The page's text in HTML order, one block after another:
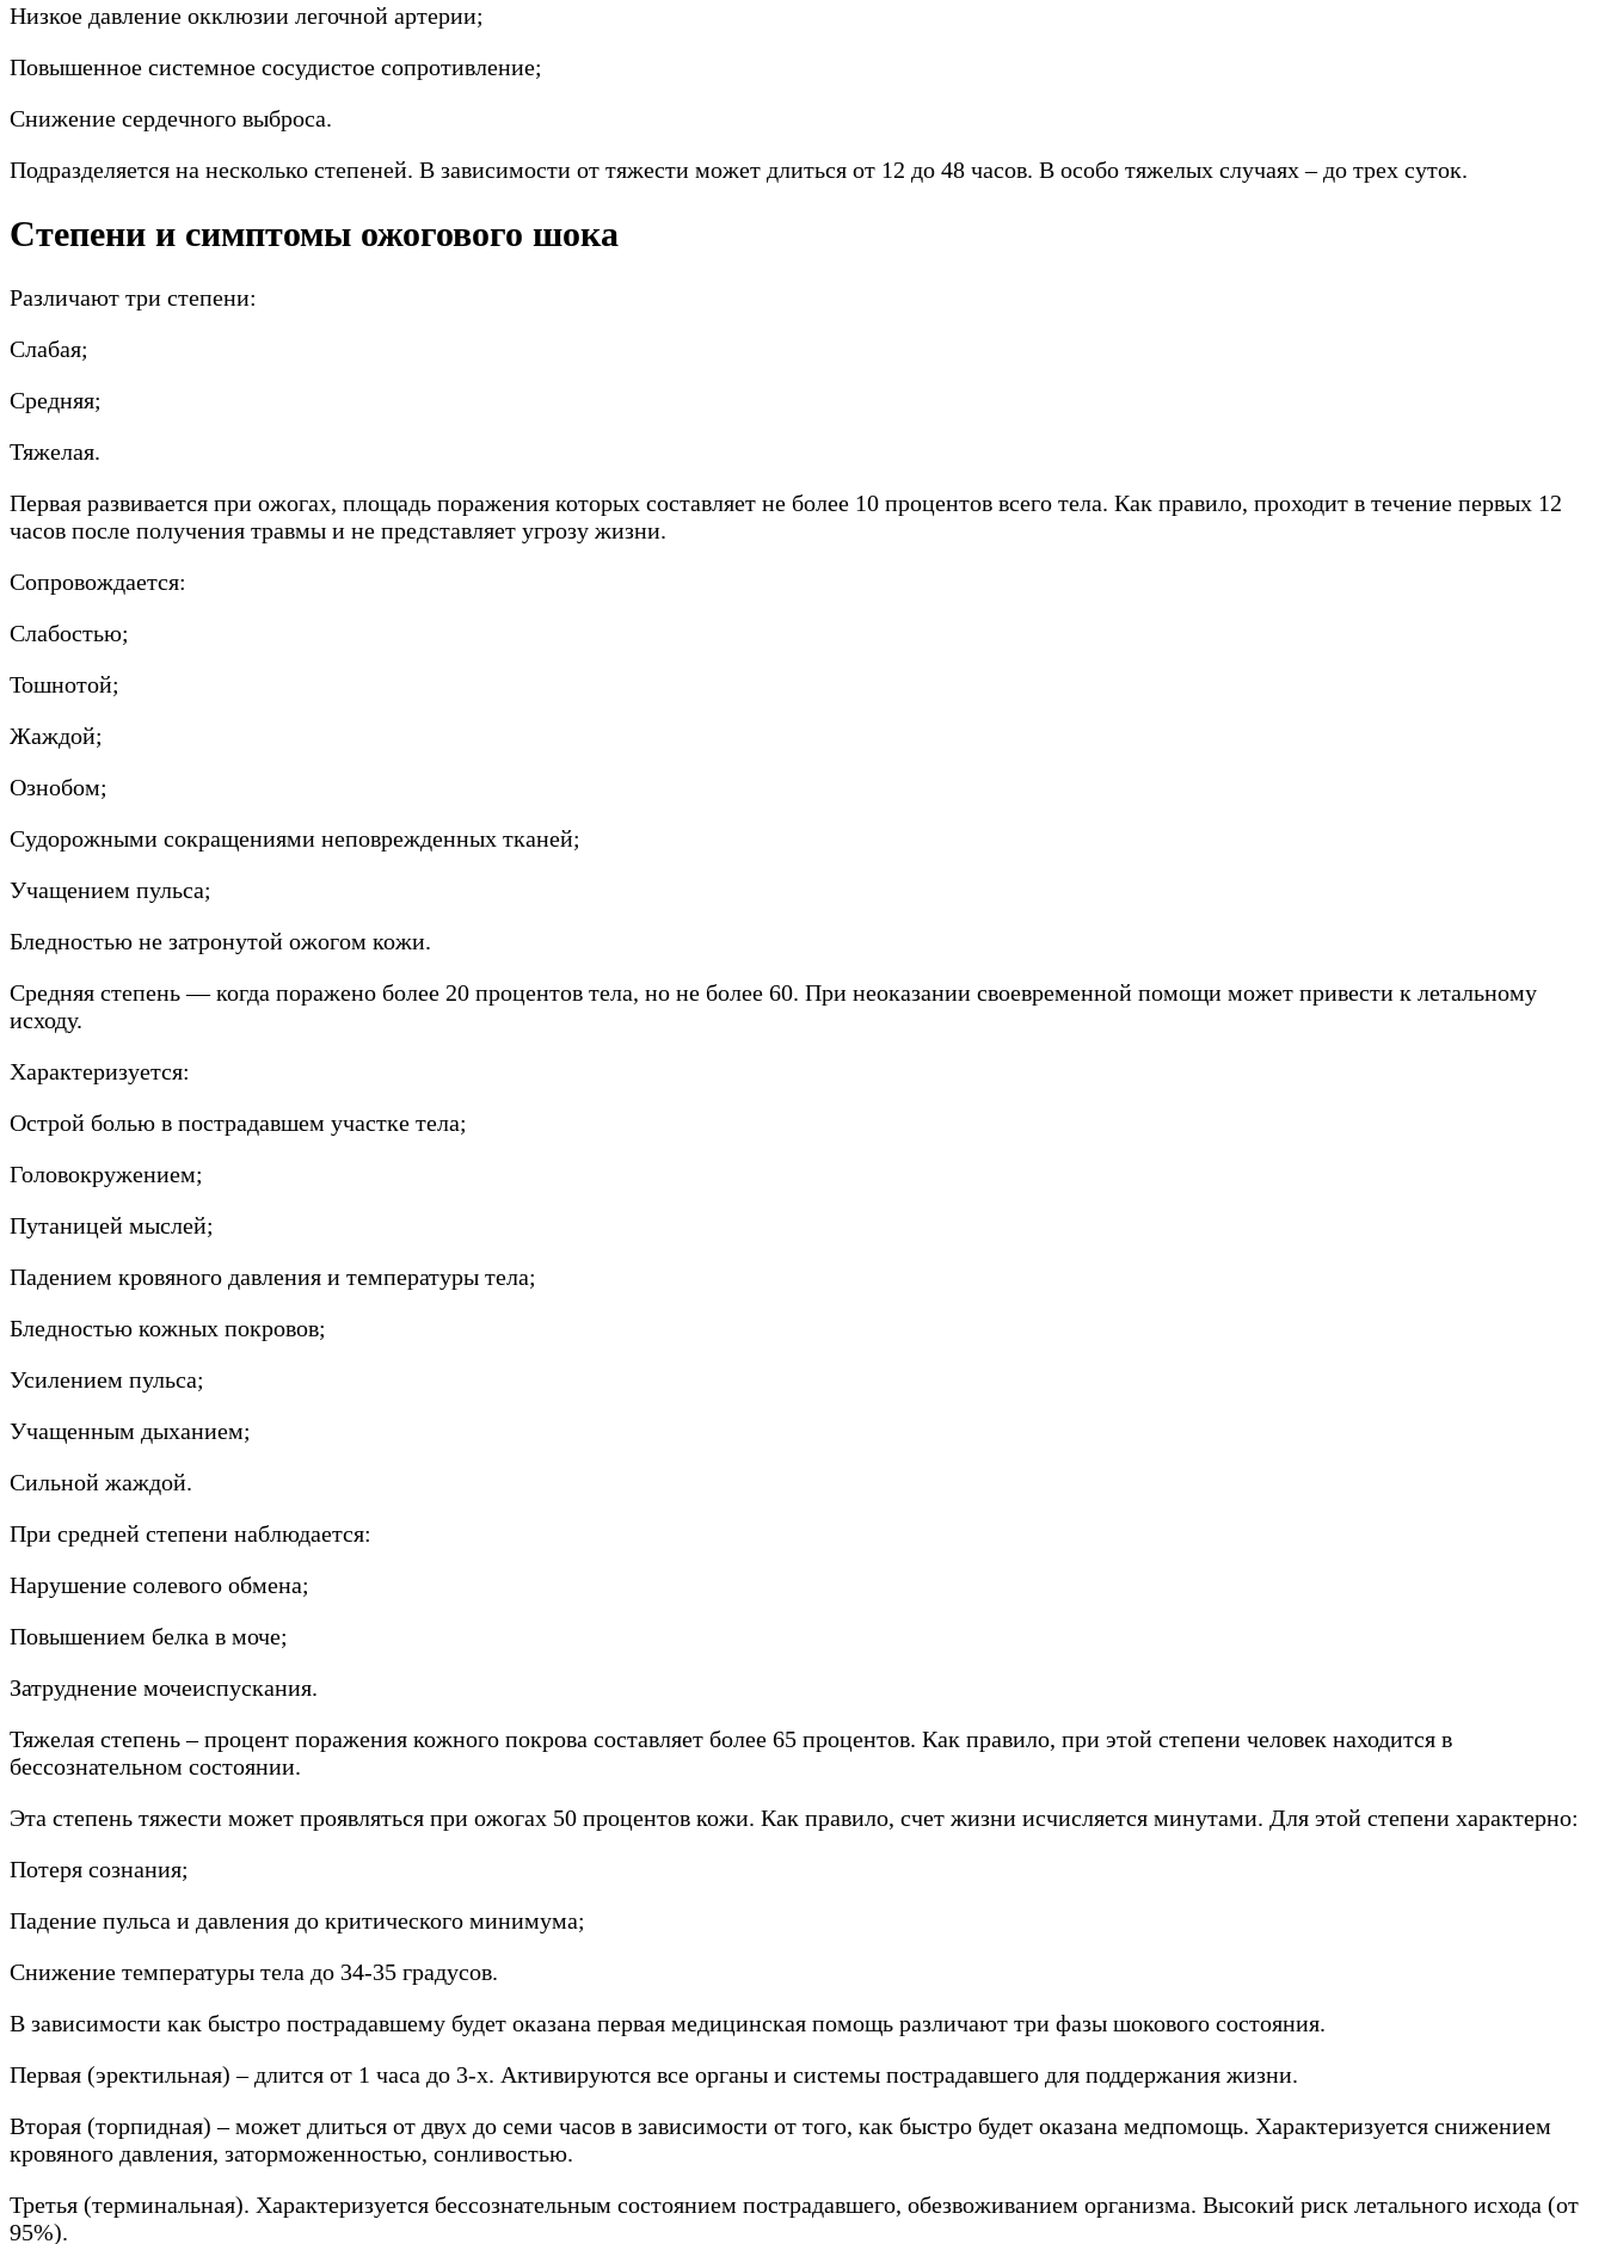
Низкое давление окклюзии легочной артерии;
Повышенное системное сосудистое сопротивление;
Снижение сердечного выброса.
Подразделяется на несколько степеней. В зависимости от тяжести может длиться от 12 до 48 часов. В особо тяжелых случаях – до трех суток.
Степени и симптомы ожогового шока
Различают три степени:
Слабая;
Средняя;
Тяжелая.
Первая развивается при ожогах, площадь поражения которых составляет не более 10 процентов всего тела. Как правило, проходит в течение первых 12
часов после получения травмы и не представляет угрозу жизни.
Сопровождается:
Слабостью;
Тошнотой;
Жаждой;
Ознобом;
Судорожными сокращениями неповрежденных тканей;
Учащением пульса;
Бледностью не затронутой ожогом кожи.
Средняя степень — когда поражено более 20 процентов тела, но не более 60. При неоказании своевременной помощи может привести к летальному
исходу.
Характеризуется:
Острой болью в пострадавшем участке тела;
Головокружением;
Путаницей мыслей;
Падением кровяного давления и температуры тела;
Бледностью кожных покровов;
Усилением пульса;
Учащенным дыханием;
Сильной жаждой.
При средней степени наблюдается:
Нарушение солевого обмена;
Повышением белка в моче;
Затруднение мочеиспускания.
Тяжелая степень – процент поражения кожного покрова составляет более 65 процентов. Как правило, при этой степени человек находится в
бессознательном состоянии.
Эта степень тяжести может проявляться при ожогах 50 процентов кожи. Как правило, счет жизни исчисляется минутами. Для этой степени характерно:
Потеря сознания;
Падение пульса и давления до критического минимума;
Снижение температуры тела до 34-35 градусов.
В зависимости как быстро пострадавшему будет оказана первая медицинская помощь различают три фазы шокового состояния.
Первая (эректильная) – длится от 1 часа до 3-х. Активируются все органы и системы пострадавшего для поддержания жизни.
Вторая (торпидная) – может длиться от двух до семи часов в зависимости от того, как быстро будет оказана медпомощь. Характеризуется снижением
кровяного давления, заторможенностью, сонливостью.
Третья (терминальная). Характеризуется бессознательным состоянием пострадавшего, обезвоживанием организма. Высокий риск летального исхода (от
95%).